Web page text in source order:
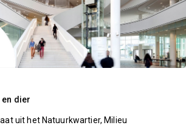
en dier
uit het Natuurkwartier, Milieu